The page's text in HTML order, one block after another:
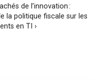
de l’innovation :
la politique fiscale sur les
en TI ›